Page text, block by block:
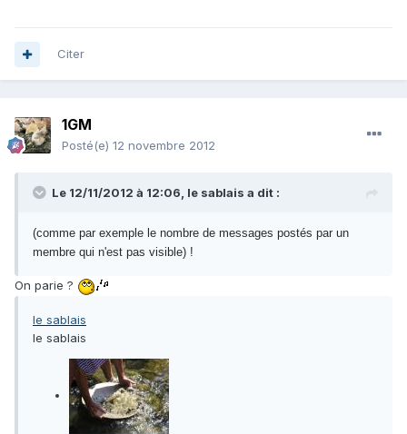
Citer
1GM
Posté(e) 12 novembre 2012
Le 12/11/2012 à 12:06, le sablais a dit :
(comme par exemple le nombre de messages postés par un
membre qui n'est pas visible) !
On parie ?
le sablais
le sablais